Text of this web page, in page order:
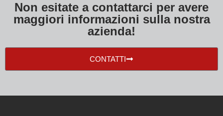
Non esitate a contattarci per avere
maggiori informazioni sulla nostra
azienda!
CONTATTI